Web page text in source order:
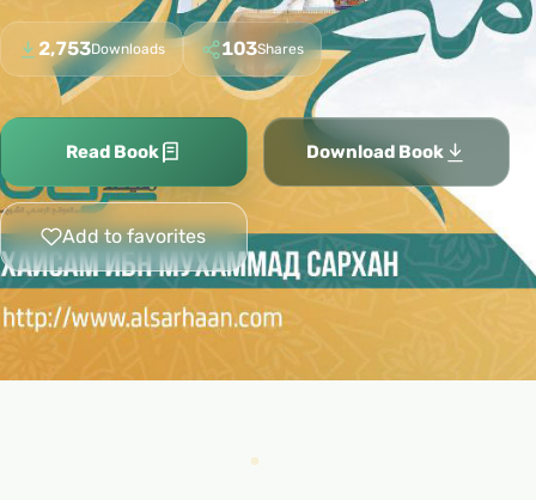
2,753Downloads 103Shares
Read Book Download Book
Add to favorites